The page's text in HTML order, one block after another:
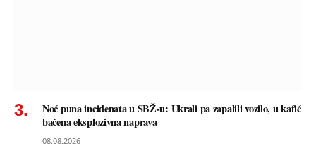
Noć puna incidenata u SBŽ-u: Ukrali pa zapalili vozilo, u kafić
bačena eksplozivna naprava
08.08.2026